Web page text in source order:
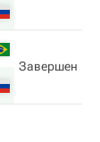
Завершен